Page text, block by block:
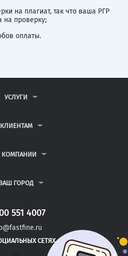
на плагиат, так что ваша РГР
на проверку;
оплаты.
УСЛУГИ
РАБОТЫ
РЕФЕРАТЫ
КЛИЕНТАМ
И ОТВЕТЫ
КОМПАНИИ
КОНТАКТЫ
ГОРОД
ПЕТЕРБУРГ
КЛЮЧ
551 4007
СЕТЯХ